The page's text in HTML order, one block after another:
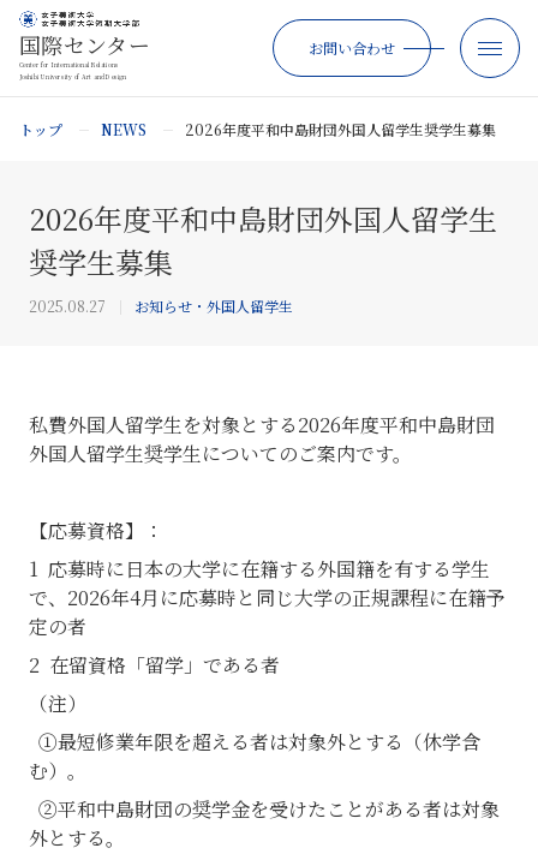
国際センター
Center for International Relations
Joshibi University of Art and Design
お問い合わせ
トップ NEWS 2026年度平和中島財団外国人留学生奨学生募集
2026年度平和中島財団外国人留学生
奨学生募集
2025.08.27 お知らせ・外国人留学生
私費外国人留学生を対象とする2026年度平和中島財団
外国人留学生奨学生についてのご案内です。
【応募資格】：
1 応募時に日本の大学に在籍する外国籍を有する学生
で、2026年4月に応募時と同じ大学の正規課程に在籍予
定の者
2 在留資格「留学」である者
（注）
①最短修業年限を超える者は対象外とする（休学含
む）。
②平和中島財団の奨学金を受けたことがある者は対象
外とする。